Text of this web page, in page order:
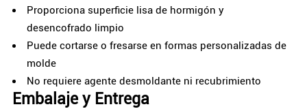
Proporciona superficie lisa de hormigón y
desencofrado limpio
Puede cortarse o fresarse en formas personalizadas de
molde
No requiere agente desmoldante ni recubrimiento
Embalaje y Entrega